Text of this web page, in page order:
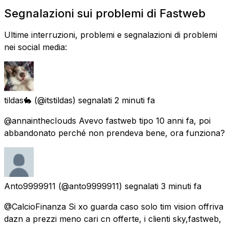
Segnalazioni sui problemi di Fastweb
Ultime interruzioni, problemi e segnalazioni di problemi
nei social media:
tildas🐇 (@itstildas) segnalati 2 minuti fa
@annainthecIouds Avevo fastweb tipo 10 anni fa, poi
abbandonato perché non prendeva bene, ora funziona?
Anto9999911 (@anto9999911) segnalati 3 minuti fa
@CalcioFinanza Si xo guarda caso solo tim vision offriva
dazn a prezzi meno cari cn offerte, i clienti sky,fastweb,